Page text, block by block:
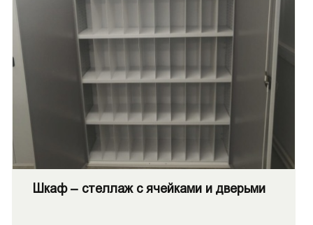
Шкаф – стеллаж с ячейками и дверьми